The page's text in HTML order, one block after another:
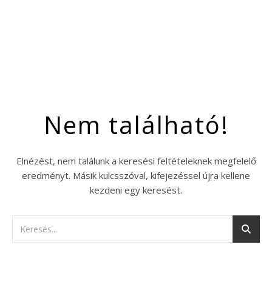
Nem található!
Elnézést, nem találunk a keresési feltételeknek megfelelő
eredményt. Másik kulcsszóval, kifejezéssel újra kellene
kezdeni egy keresést.